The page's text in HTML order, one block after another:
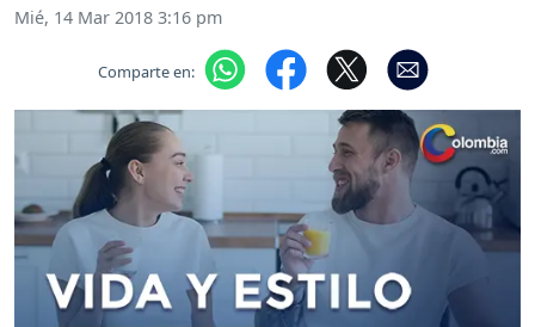
Mié, 14 Mar 2018 3:16 pm
Comparte en: